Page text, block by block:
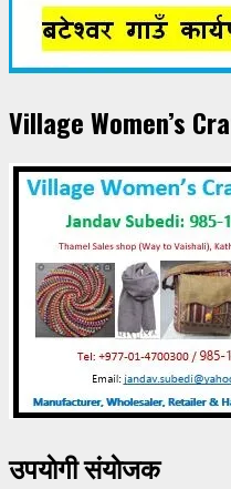
Village Women’s
उपयाेगी संयाेजक